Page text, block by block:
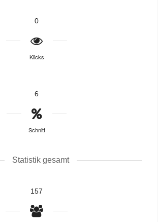
0
Klicks
6
Schnitt
Statistik gesamt
157